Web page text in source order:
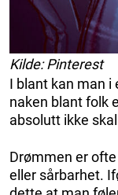
Kilde: Pinterest
I blant kan man i
naken blant folk
absolutt ikke
Drømmen er
eller sårbarhet.